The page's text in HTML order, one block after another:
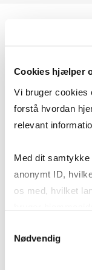
Cookies hjælper
Vi bruger cookies
forstå hvordan
relevant
Med dit
anonymt ID,
os med, hvilket
markedsføring.
Nødvendig
Geopolitik
navigerer